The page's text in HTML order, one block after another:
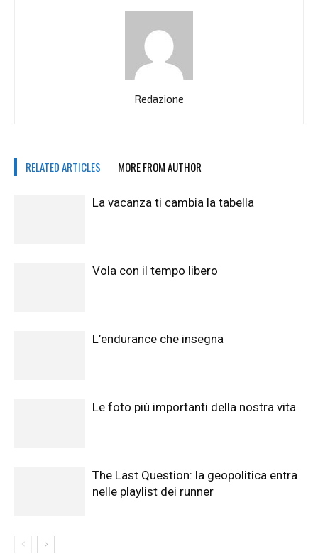
Redazione
RELATED ARTICLES MORE FROM AUTHOR
La vacanza ti cambia la tabella
Vola con il tempo libero
L’endurance che insegna
Le foto più importanti della nostra vita
The Last Question: la geopolitica entra
nelle playlist dei runner